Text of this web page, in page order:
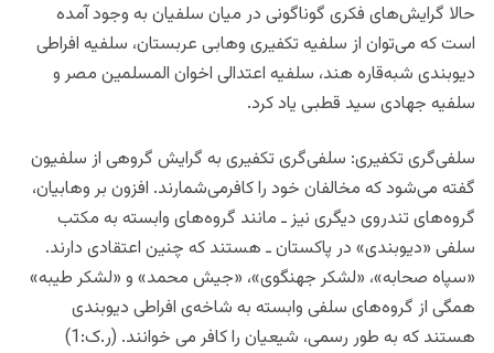
حالا گرایش‌های فکری گوناگونی در میان سلفیان به وجود آمده
است که می‌توان از سلفیه تکفیری وهابی عربستان، سلفیه افراطی
دیوبندی شبه‌قاره هند، سلفیه اعتدالی اخوان المسلمین مصر و
سلفیه جهادی سید قطبی یاد کرد.
سلفی‌گری تکفیری: سلفی‌گری تکفیری به گرایش گروهی از سلفیون
گفته می‌شود که مخالفان خود را کافرمی‌شمارند. افزون بر وهابیان،
گروه‌های تندروی دیگری نیز ـ مانند گروه‌های وابسته به مکتب
سلفی «دیوبندی» در پاکستان ـ هستند که چنین اعتقادی دارند.
«سپاه صحابه»، «لشکر جهنگوی»، «جیش محمد» و «لشکر طیبه»
همگی از گروه‌های سلفی وابسته به شاخه‌ی افراطی دیوبندی
هستند که به طور رسمی، شیعیان را کافر می خوانند. (ر.ک:1)